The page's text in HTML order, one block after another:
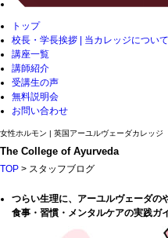
トップ
校長・学長挨拶 | 当カレッジについて
講座一覧
講師紹介
受講生の声
無料説明会
お問い合わせ
女性ホルモン | 英国アーユルヴェーダカレッジ
The College of Ayurveda
TOP > スタッフブログ
つらい生理に、アーユルヴェーダの
食事・習慣・メンタルケアの実践ガ